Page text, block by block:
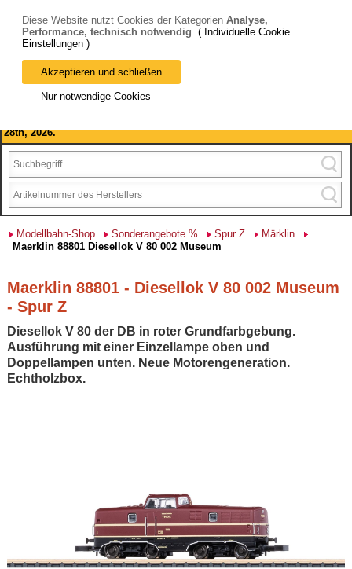
Bitte beachten Sie: wir machen Betriebsferien, vom 03. bis 28.
August 2026 haben wir geschlossen.
28th, 2026.
Modellbahn-Shop Sonderangebote % Spur Z
Märklin
Maerklin 88801 Diesellok V 80 002 Museum
Maerklin 88801 - Diesellok V 80 002 Museum
- Spur Z
Diesellok V 80 der DB in roter Grundfarbgebung.
Ausführung mit einer Einzellampe oben und
Doppellampen unten. Neue Motorengeneration.
Echtholzbox.
Diese Website nutzt Cookies der Kategorien Analyse,
Performance, technisch notwendig. ( Individuelle Cookie
Einstellungen )
Akzeptieren und schließen
Nur notwendige Cookies